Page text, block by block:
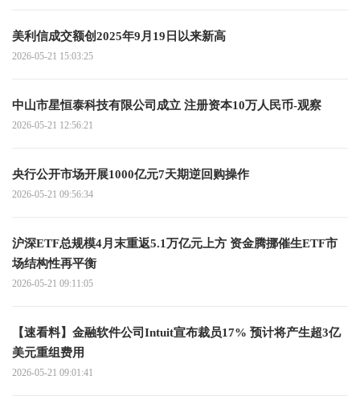
美利信成交额创2025年9月19日以来新高
2026-05-21 15:03:25
中山市星恒泰科技有限公司成立 注册资本10万人民币-观察
2026-05-21 12:56:21
央行公开市场开展1000亿元7天期逆回购操作
2026-05-21 09:56:34
沪深ETF总规模4月末重返5.1万亿元上方 资金腾挪催生ETF市
场结构性再平衡
2026-05-21 09:11:05
【速看料】金融软件公司Intuit宣布裁员17% 预计将产生超3亿
美元重组费用
2026-05-21 09:01:41